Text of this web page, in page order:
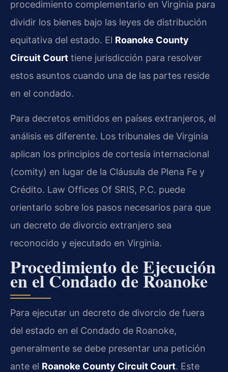
procedimiento complementario en Virginia para
dividir los bienes bajo las leyes de distribución
equitativa del estado. El Roanoke County
Circuit Court tiene jurisdicción para resolver
estos asuntos cuando una de las partes reside
en el condado.
Para decretos emitidos en países extranjeros, el
análisis es diferente. Los tribunales de Virginia
aplican los principios de cortesía internacional
(comity) en lugar de la Cláusula de Plena Fe y
Crédito. Law Offices Of SRIS, P.C. puede
orientarlo sobre los pasos necesarios para que
un decreto de divorcio extranjero sea
reconocido y ejecutado en Virginia.
Procedimiento de Ejecución
en el Condado de Roanoke
Para ejecutar un decreto de divorcio de fuera
del estado en el Condado de Roanoke,
generalmente se debe presentar una petición
ante el Roanoke County Circuit Court. Este